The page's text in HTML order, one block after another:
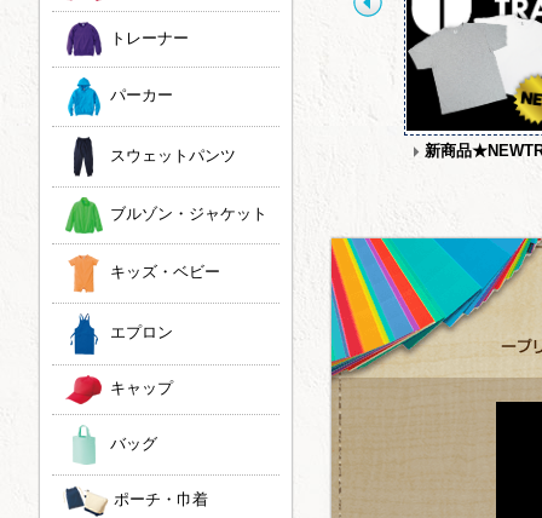
JOKER LABEL
ドライ素材タイダイ染
新商品
トレーナー
パーカー
スウェットパンツ
ブルゾン・ジャケット
キッズ・ベビー
エプロン
キャップ
バッグ
ポーチ・巾着